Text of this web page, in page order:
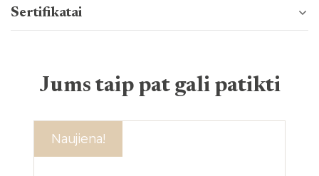
Sertifikatai
Jums taip pat gali patikti
Akcija!
Naujiena!